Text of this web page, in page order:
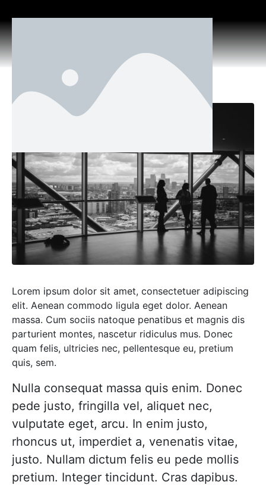
A nice post
May 24, 2012 News
Lorem ipsum dolor sit amet, consectetuer adipiscing
elit. Aenean commodo ligula eget dolor. Aenean
massa. Cum sociis natoque penatibus et magnis dis
parturient montes, nascetur ridiculus mus. Donec
quam felis, ultricies nec, pellentesque eu, pretium
quis, sem.
Nulla consequat massa quis enim. Donec
pede justo, fringilla vel, aliquet nec,
vulputate eget, arcu. In enim justo,
rhoncus ut, imperdiet a, venenatis vitae,
justo. Nullam dictum felis eu pede mollis
pretium. Integer tincidunt. Cras dapibus.